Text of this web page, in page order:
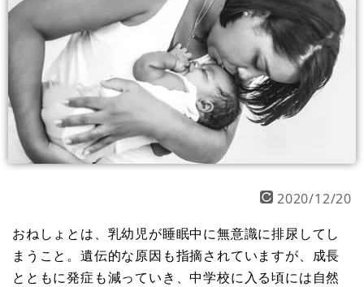
2020/12/20
おねしょとは、乳幼児が睡眠中に無意識に排尿してし
まうこと。遺伝的な原因も指摘されていますが、成長
とともに発症も減っていき、中学校に入る頃には自然